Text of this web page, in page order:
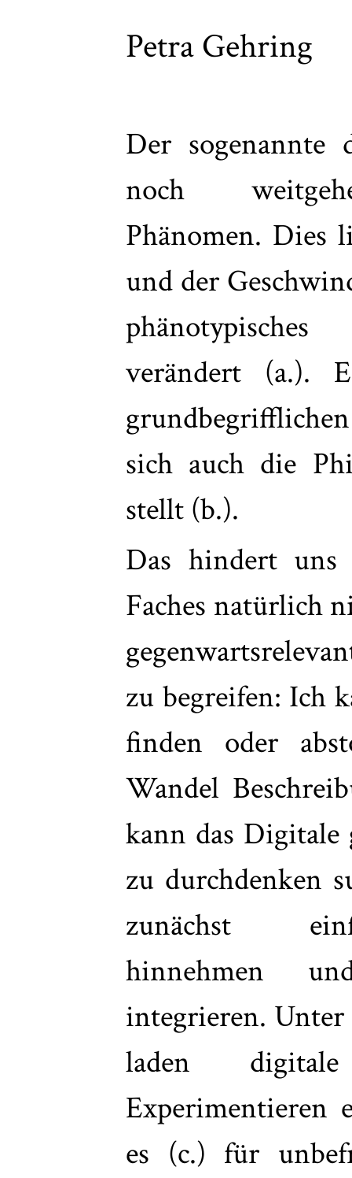
Petra Gehring
Der
noch
Phänomen. Dies
und der
verändert (a.).
sich auch die
stellt (b.).
Das hindert uns
Faches natürlich
zu begreifen: Ich
finden oder
Wandel
kann das Digitale
zu durchdenken
zunächst
hinnehmen
integrieren. Unter
laden
Experimentieren
es (c.) für